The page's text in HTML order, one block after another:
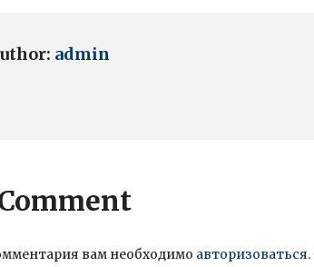
admin
вам необходимо авторизоваться.